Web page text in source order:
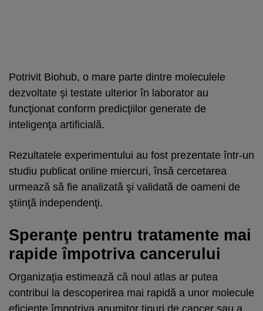
Potrivit Biohub, o mare parte dintre moleculele
dezvoltate şi testate ulterior în laborator au
funcţionat conform predicţiilor generate de
inteligenţa artificială.
Rezultatele experimentului au fost prezentate într-un
studiu publicat online miercuri, însă cercetarea
urmează să fie analizată şi validată de oameni de
ştiinţă independenţi.
Speranţe pentru tratamente mai
rapide împotriva cancerului
Organizaţia estimează că noul atlas ar putea
contribui la descoperirea mai rapidă a unor molecule
eficiente împotriva anumitor tipuri de cancer sau a